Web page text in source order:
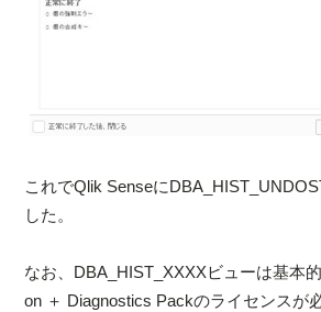
これでQlik Senseに
した。
なお、DBA_HIST_XXXXビューは基本
on ＋ Diagnostics Packのライセンスが